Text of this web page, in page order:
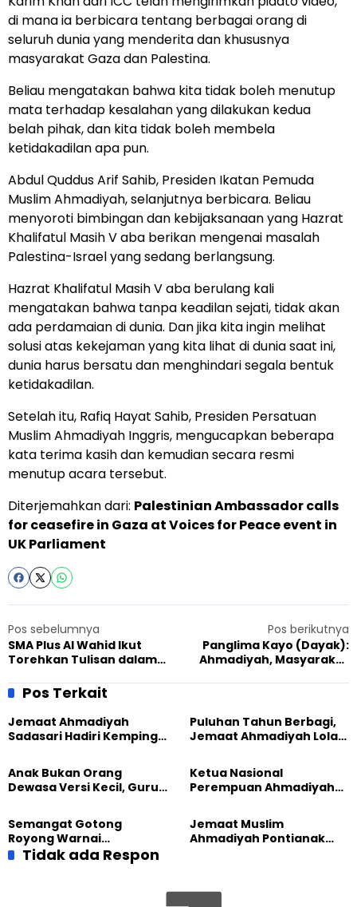
di mana ia berbicara tentang berbagai orang di
seluruh dunia yang menderita dan khususnya
masyarakat Gaza dan Palestina.
Beliau mengatakan bahwa kita tidak boleh menutup
mata terhadap kesalahan yang dilakukan kedua
belah pihak, dan kita tidak boleh membela
ketidakadilan apa pun.
Abdul Quddus Arif Sahib, Presiden Ikatan Pemuda
Muslim Ahmadiyah, selanjutnya berbicara. Beliau
menyoroti bimbingan dan kebijaksanaan yang Hazrat
Khalifatul Masih V aba berikan mengenai masalah
Palestina-Israel yang sedang berlangsung.
Hazrat Khalifatul Masih V aba berulang kali
mengatakan bahwa tanpa keadilan sejati, tidak akan
ada perdamaian di dunia. Dan jika kita ingin melihat
solusi atas kekejaman yang kita lihat di dunia saat ini,
dunia harus bersatu dan menghindari segala bentuk
ketidakadilan.
Setelah itu, Rafiq Hayat Sahib, Presiden Persatuan
Muslim Ahmadiyah Inggris, mengucapkan beberapa
kata terima kasih dan kemudian secara resmi
menutup acara tersebut.
Diterjemahkan dari: Palestinian Ambassador calls
for ceasefire in Gaza at Voices for Peace event in
UK Parliament
Pos sebelumnya
SMA Plus Al Wahid Ikut
Torehkan Tulisan dalam
Tasikmalaya
Pos berikutnya
Panglima Kayo (Dayak):
Ahmadiyah, Masyarakat
Pos Terkait
Jemaat Ahmadiyah
Sadasari Hadiri Kemping
Majalengka
Puluhan Tahun Berbagi,
Jemaat Ahmadiyah Lolak
Sembako kepada Warga
Anak Bukan Orang
Dewasa Versi Kecil, Guru
Pendidikan BERLIAN
Ketua Nasional
Perempuan Ahmadiyah
Besar Universitas
Terbuka
Semangat Gotong
Royong Warnai
Pembangunan Kembali
Jemaat Muslim
Ahmadiyah Pontianak
Tidak ada Respon